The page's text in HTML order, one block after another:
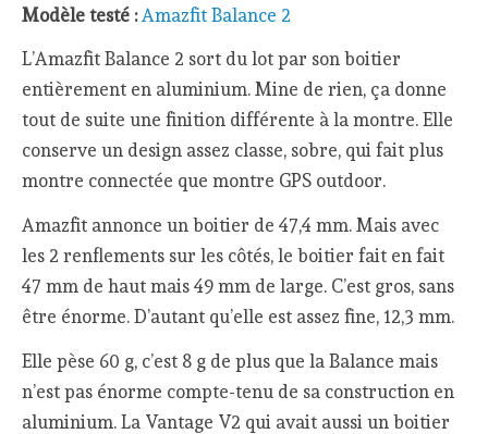
Modèle testé : Amazfit Balance 2
L’Amazfit Balance 2 sort du lot par son boitier
entièrement en aluminium. Mine de rien, ça donne
tout de suite une finition différente à la montre. Elle
conserve un design assez classe, sobre, qui fait plus
montre connectée que montre GPS outdoor.
Amazfit annonce un boitier de 47,4 mm. Mais avec
les 2 renflements sur les côtés, le boitier fait en fait
47 mm de haut mais 49 mm de large. C’est gros, sans
être énorme. D’autant qu’elle est assez fine, 12,3 mm.
Elle pèse 60 g, c’est 8 g de plus que la Balance mais
n’est pas énorme compte-tenu de sa construction en
aluminium. La Vantage V2 qui avait aussi un boitier